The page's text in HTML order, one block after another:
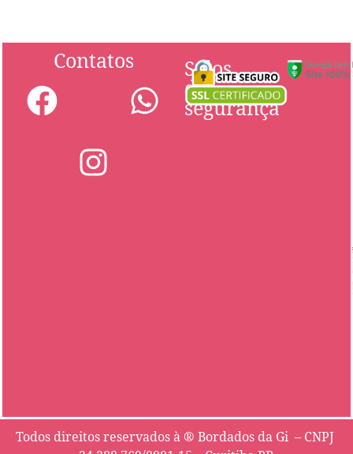
Contatos Selos
de
segurança
Todos direitos reservados à ® Bordados da Gi – CNPJ